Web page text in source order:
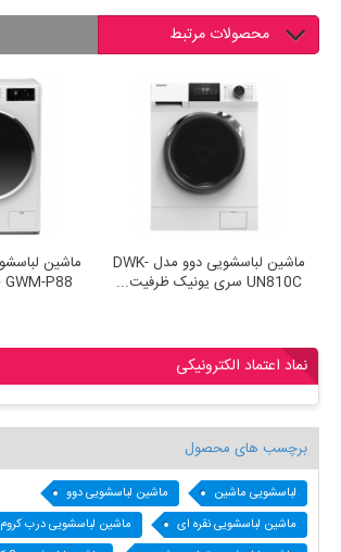
محصولات مرتبط
ماشین
GWM-P88 ظرفیت 8 کیلوگرم
ماشین لباسشویی دوو مدل DWK-
UN810C سری یونیک ظرفیت...
نماد اعتماد الکترونیکی
برچسب های محصول
لباسشویی ماشین
ماشین لباسشویی دوو
ماشین لباسشویی نقره ای
ماشین لباسشویی درب کروم